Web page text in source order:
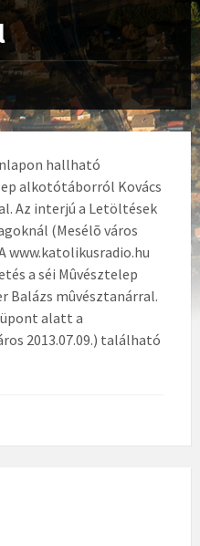
hallható
alkotótáborról Kovács
Az interjú a Letöltések
(Mesélõ város
www.katolikusradio.hu
a séi Mûvésztelep
Balázs mûvésztanárral.
alatt a
2013.07.09.) található